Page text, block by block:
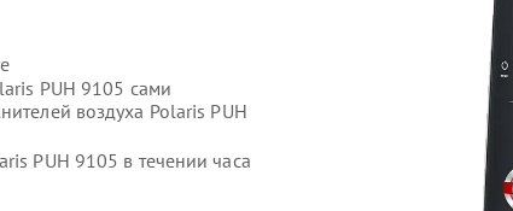
PUH 9105 сами
воздуха Polaris PUH
PUH 9105 в течении часа